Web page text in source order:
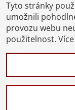
Brut= suchý;
šampaňské má;
degorgement /
/ odkalení=
a ukončí se
Tyto stránky
umožnili
provozu webu
použitelnost.